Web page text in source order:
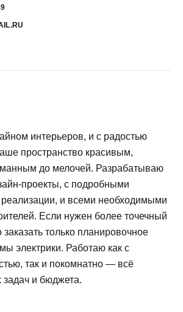
интерьеров, и с радостью
пространство красивым,
до мелочей. Разрабатываю
проекты, с подробными
реализации, и всеми необходимыми
Если нужен более точечный
только планировочное
электрики. Работаю как с
так и покомнатно — всё
задач и бюджета.